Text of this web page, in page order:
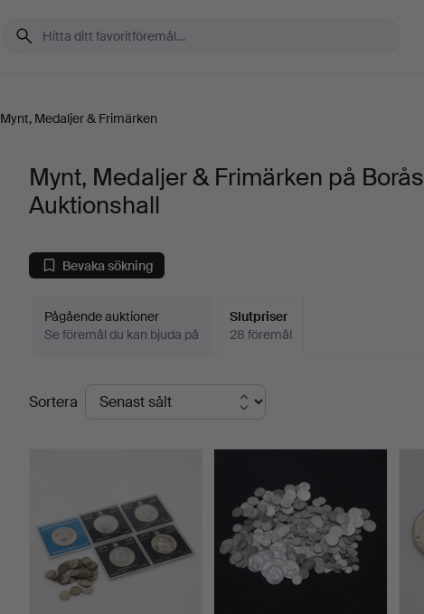
Mynt, Medaljer & Frimärken
Mynt, Medaljer & Frimärken på Borås
Auktionshall
Bevaka sökning
Pågående auktioner
Se föremål du kan bjuda på
Slutpriser
28 föremål
Slutpriser
Sortera